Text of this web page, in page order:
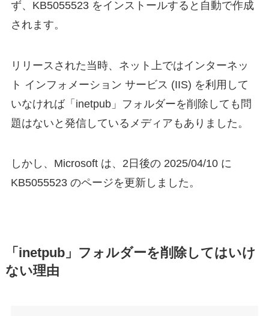
ず、KB5055523 をインストールすると自動で作成
されます。
リリースされた当時、ネット上ではインターネッ
ト インフォメーション サービス (IIS) を利用して
いなければ「inetpub」フォルダーを削除しても問
題はないと発信しているメディアもありました。
しかし、Microsoft は、2日後の 2025/04/10 に
KB5055523 のページを更新しました。
「inetpub」フォルダーを削除してはいけ
ない理由